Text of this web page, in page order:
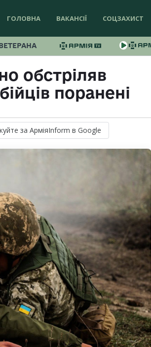
ГОЛОВНА ВАКАНСІЇ СОЦЗАХИСТ
обстріляв
поранені
за АрміяInform в Google